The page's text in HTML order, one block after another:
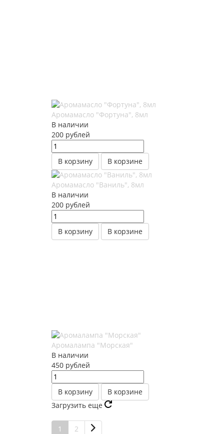
Аромамасло "Фортуна", 8мл
В наличии
200 рублей
В корзину В корзине
Аромамасло "Ваниль", 8мл
В наличии
200 рублей
В корзину В корзине
Аромалампа "Морская"
В наличии
450 рублей
В корзину
В корзине
Загрузить еще
1 2